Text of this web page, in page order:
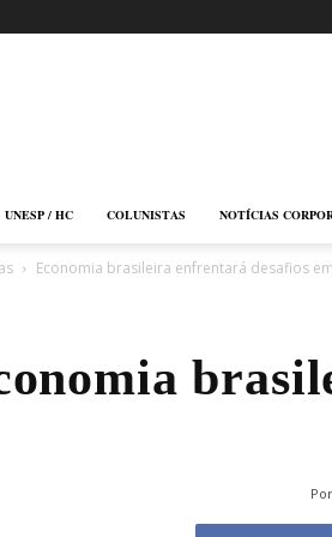
UNESP / HC COLUNISTAS NOTÍCIAS
Economia brasileira enfrentará desafios
Por